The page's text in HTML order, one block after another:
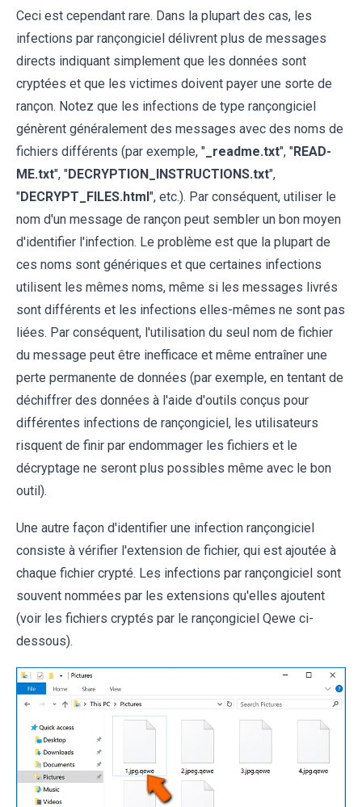
Ceci est cependant rare. Dans la plupart des cas, les
infections par rançongiciel délivrent plus de messages
directs indiquant simplement que les données sont
cryptées et que les victimes doivent payer une sorte de
rançon. Notez que les infections de type rançongiciel
génèrent généralement des messages avec des noms de
fichiers différents (par exemple, " _readme.txt", "READ-
ME.txt", "DECRYPTION_INSTRUCTIONS.txt",
"DECRYPT_FILES.html ", etc.). Par conséquent, utiliser le
nom d'un message de rançon peut sembler un bon moyen
d'identifier l'infection. Le problème est que la plupart de
ces noms sont génériques et que certaines infections
utilisent les mêmes noms, même si les messages livrés
sont différents et les infections elles-mêmes ne sont pas
liées. Par conséquent, l'utilisation du seul nom de fichier
du message peut être inefficace et même entraîner une
perte permanente de données (par exemple, en tentant de
déchiffrer des données à l'aide d'outils conçus pour
différentes infections de rançongiciel, les utilisateurs
risquent de finir par endommager les fichiers et le
décryptage ne seront plus possibles même avec le bon
outil).
Une autre façon d'identifier une infection rançongiciel
consiste à vérifier l'extension de fichier, qui est ajoutée à
chaque fichier crypté. Les infections par rançongiciel sont
souvent nommées par les extensions qu'elles ajoutent
(voir les fichiers cryptés par le rançongiciel Qewe ci-
dessous).